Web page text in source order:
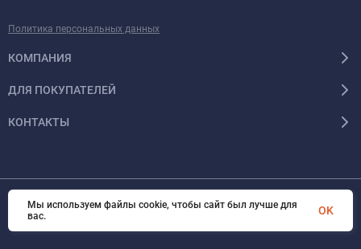
Политика персональных данных
КОМПАНИЯ
ДЛЯ ПОКУПАТЕЛЕЙ
КОНТАКТЫ
© 2026 Format-safe.ru Все права защищены
Мы используем файлы cookie, чтобы сайт был лучше для
вас.
OK